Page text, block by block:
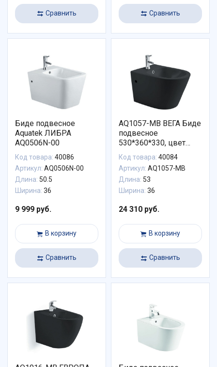
Сравнить Сравнить
Биде подвесное
Aquatek ЛИБРА
AQ0506N-00
Код товара: 40086
Артикул: AQ0506N-00
Длина: 50.5
Ширина: 36
9 999 руб.
В корзину
Сравнить
AQ1057-MB ВЕГА Биде
подвесное
530*360*330, цвет
черный матовый
Код товара: 40084
Артикул: AQ1057-MB
Длина: 53
Ширина: 36
24 310 руб.
В корзину
Сравнить